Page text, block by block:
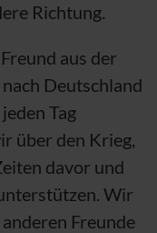
Richtung.
aus der
Deutschland
Tag
über den Krieg,
davor und
Wir
Freunde